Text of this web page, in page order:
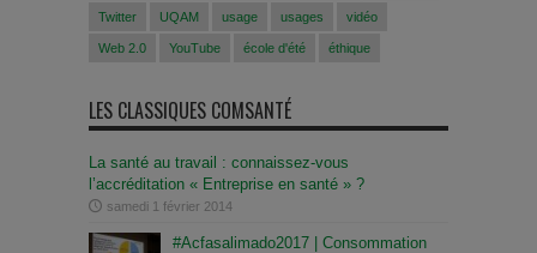
Twitter UQAM usage usages vidéo
Web 2.0 YouTube école d'été éthique
LES CLASSIQUES COMSANTÉ
La santé au travail : connaissez-vous
l’accréditation « Entreprise en santé » ?
samedi 1 février 2014
#Acfasalimado2017 | Consommation